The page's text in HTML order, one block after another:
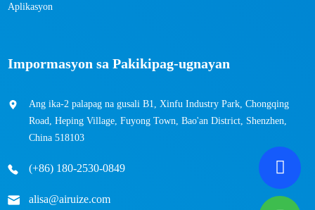
Aplikasyon
Impormasyon sa Pakikipag-ugnayan
Ang ika-2 palapag na gusali B1, Xinfu Industry Park, Chongqing
Road, Heping Village, Fuyong Town, Bao'an District, Shenzhen,
China 518103
(+86) 180-2530-0849
alisa@airuize.com